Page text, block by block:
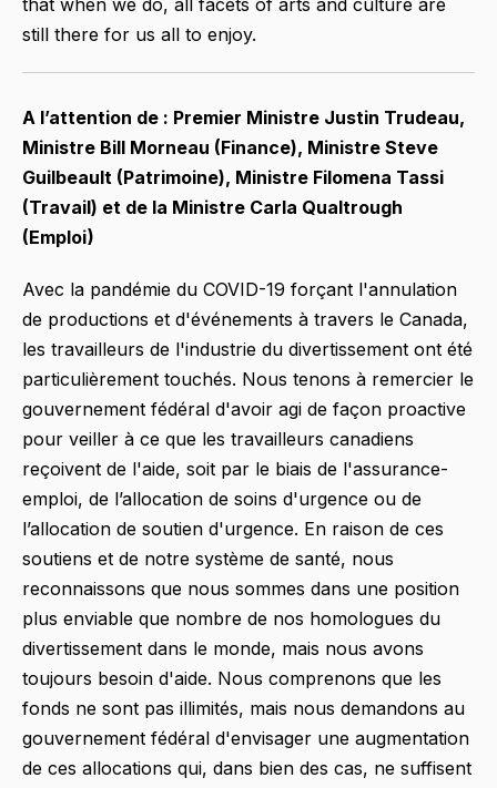
still there for us all to enjoy.
A l’attention de : Premier Ministre Justin Trudeau,
Ministre Bill Morneau (Finance), Ministre Steve
Guilbeault (Patrimoine), Ministre Filomena Tassi
(Travail) et de la Ministre Carla Qualtrough
(Emploi)
Avec la pandémie du COVID-19 forçant l'annulation
de productions et d'événements à travers le Canada,
les travailleurs de l'industrie du divertissement ont été
particulièrement touchés. Nous tenons à remercier le
gouvernement fédéral d'avoir agi de façon proactive
pour veiller à ce que les travailleurs canadiens
reçoivent de l'aide, soit par le biais de l'assurance-
emploi, de l’allocation de soins d'urgence ou de
l’allocation de soutien d'urgence. En raison de ces
soutiens et de notre système de santé, nous
reconnaissons que nous sommes dans une position
plus enviable que nombre de nos homologues du
divertissement dans le monde, mais nous avons
toujours besoin d'aide. Nous comprenons que les
fonds ne sont pas illimités, mais nous demandons au
gouvernement fédéral d'envisager une augmentation
de ces allocations qui, dans bien des cas, ne suffisent